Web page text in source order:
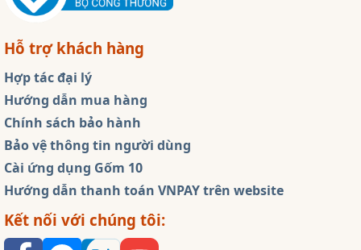
Hỗ trợ khách hàng
Hợp tác đại lý
Hướng dẫn mua hàng
Chính sách bảo hành
Bảo vệ thông tin người dùng
Cài ứng dụng Gốm 10
Hướng dẫn thanh toán VNPAY trên website
Kết nối với chúng tôi: